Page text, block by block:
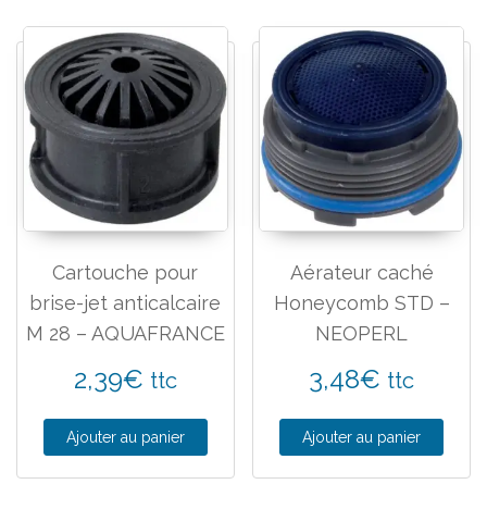
Cartouche pour
brise-jet anticalcaire
M 28 – AQUAFRANCE
2,39€ ttc
Ajouter au panier
Aérateur caché
Honeycomb STD –
NEOPERL
3,48€ ttc
Ajouter au panier